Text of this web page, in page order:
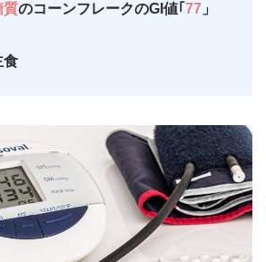
質のコーンフレークのGI値｢ 77 」
食